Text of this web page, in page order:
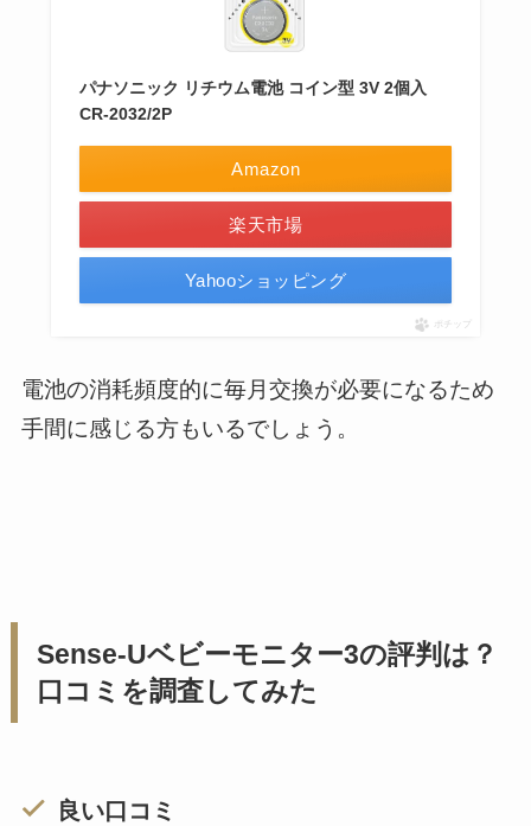
パナソニック リチウム電池 コイン型 3V 2個入
CR-2032/2P
Amazon
楽天市場
Yahooショッピング
ポチップ
電池の消耗頻度的に毎月交換が必要になるため
手間に感じる方もいるでしょう。
Sense-Uベビーモニター3の評判は？
口コミを調査してみた
良い口コミ